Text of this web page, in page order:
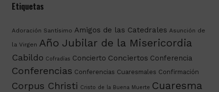
Etiquetas
Adoración Santísimo Amigos de las Catedrales Asunción de
la Virgen Año Jubilar de la Misericordia
Cabildo Cofradías Concierto Conciertos Conferencia
Conferencias Conferencias Cuaresmales Confirmación
Corpus Christi Cristo de la Buena Muerte Cuaresma